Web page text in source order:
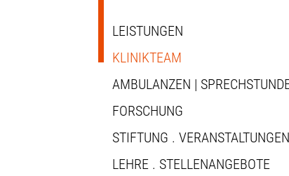
LEISTUNGEN
KLINIKTEAM
AMBULANZEN |
FORSCHUNG
STIFTUNG . VERANSTALTUNGEN
LEHRE . STELLENANGEBOTE